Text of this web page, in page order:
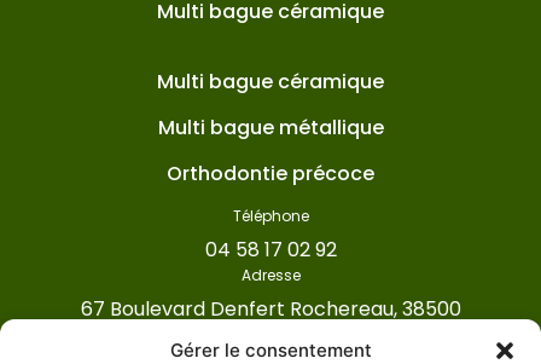
Gérer le consentement
Multi bague céramique
Multi bague céramique
Multi bague métallique
Orthodontie précoce
Téléphone
04 58 17 02 92
Adresse
67 Boulevard Denfert Rochereau, 38500
Voiron